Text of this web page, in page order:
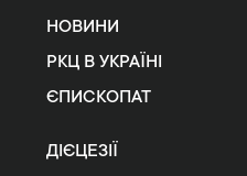
НОВИНИ
РКЦ В УКРАЇНІ
ЄПИСКОПАТ
ДІЄЦЕЗІЇ